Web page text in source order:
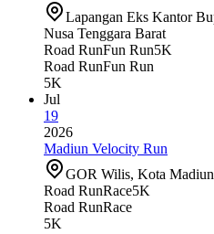
Lapangan Eks Kantor
Nusa Tenggara Barat
Road RunFun Run5K
Road RunFun Run
5K
Jul
19
2026
Madiun Velocity Run
GOR Wilis, Kota
Road RunRace5K
Road RunRace
5K